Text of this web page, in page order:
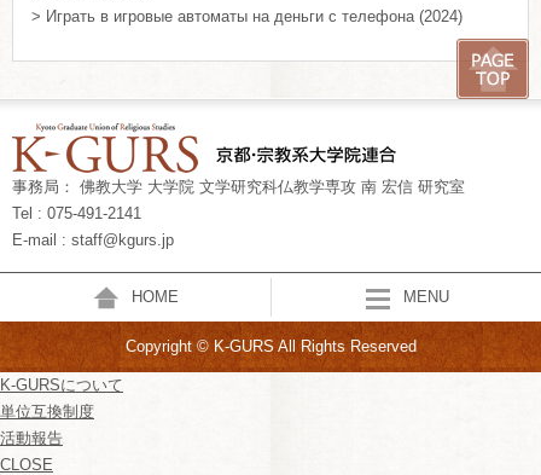
> Играть в игровые автоматы на деньги с телефона (2024)
事務局： 佛教大学 大学院 文学研究科仏教学専攻 南 宏信 研究室
Tel : 075-491-2141
E-mail : staff@kgurs.jp
HOME MENU
Copyright © K-GURS All Rights Reserved
K-GURSについて
単位互換制度
活動報告
CLOSE